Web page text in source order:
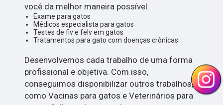
você da melhor maneira possível.
Exame para gatos
Médicos especialista para gatos
Testes de fiv e felv em gatos
Tratamentos para gato com doenças crônicas
Desenvolvemos cada trabalho de uma forma
profissional e objetiva. Com isso,
conseguimos disponibilizar outros trabalhos,
como Vacinas para gatos e Veterinários para